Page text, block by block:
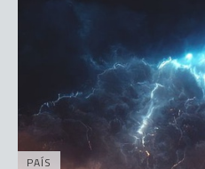
PAÍS